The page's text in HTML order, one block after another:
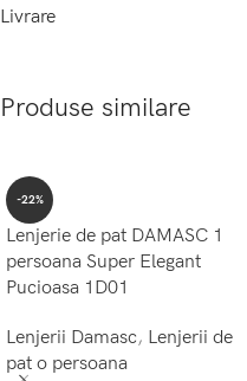
Livrare
Produse similare
-22%
Lenjerie de pat DAMASC 1
persoana Super Elegant
Pucioasa 1D01
Lenjerii Damasc, Lenjerii de
pat o persoana